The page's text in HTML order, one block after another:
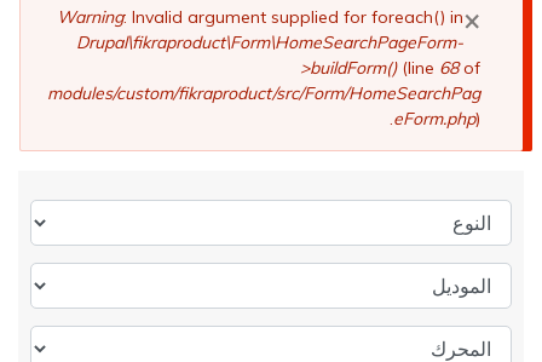
×
رسالة
الخطأ
Warning: Invalid argument supplied for foreach() in
Drupal\fikraproduct\Form\HomeSearchPageForm-
>buildForm()(line 68of
modules/custom/fikraproduct/src/Form/HomeSearchPag
eForm.php).
النوع
الموديل
المحرك